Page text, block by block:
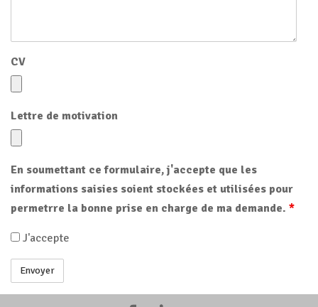
CV
Lettre de motivation
En soumettant ce formulaire, j'accepte que les
informations saisies soient stockées et utilisées pour
permetrre la bonne prise en charge de ma demande. *
J'accepte